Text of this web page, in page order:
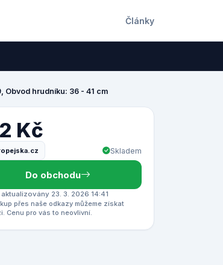
Články
Obvod hrudníku: 36 - 41 cm
Kč
Skladem
Do obchodu
23. 3. 2026 14:41
přes naše odkazy můžeme získat
Cenu pro vás to neovlivní.